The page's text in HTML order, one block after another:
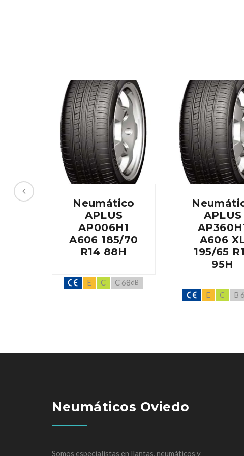
Neumático
APLUS
AP006H1
A606 185/70
R14 88H
E C C 68dB
APLUS
A606
195/65
95H
E C B
Neumáticos Oviedo
Somos especialistas en llantas, neumáticos y